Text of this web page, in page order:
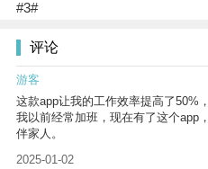
#3#
评论
游客
这款app让我的工作效率提高了50%
我以前经常加班，现在有了这个app
伴家人。
2025-01-02